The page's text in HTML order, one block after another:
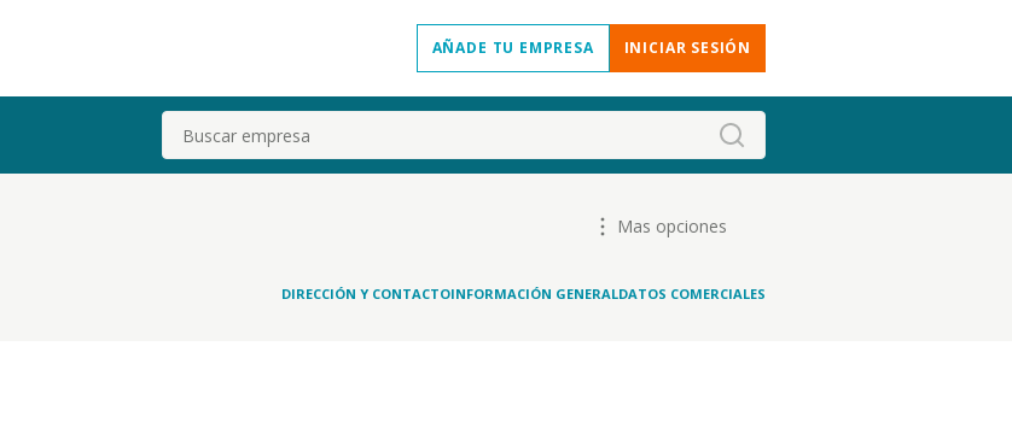
AÑADE TU EMPRESA INICIAR SESIÓN
Buscar
Mas opciones
DIRECCIÓN Y CONTACTOINFORMACIÓN GENERALDATOS COMERCIALES